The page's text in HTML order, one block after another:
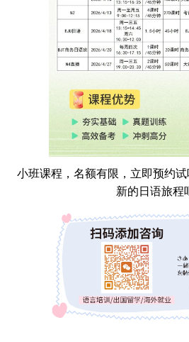
小班课程，名额有限，立即预约
新的日语旅程